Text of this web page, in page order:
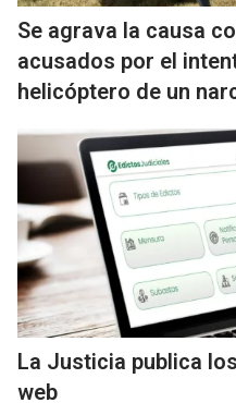
Se agrava la causa
acusados por el
helicóptero de un
La Justicia publica
web